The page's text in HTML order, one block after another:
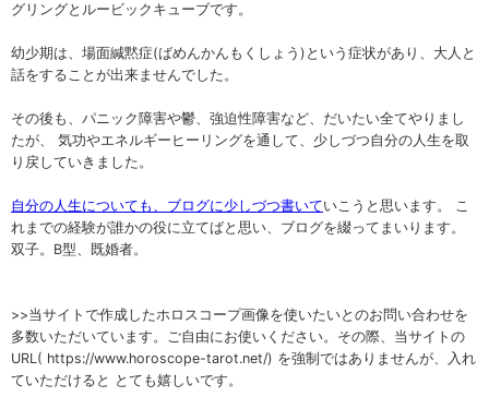
グリングとルービックキューブです。
幼少期は、場面緘黙症(ばめんかんもくしょう)という症状があり、大人と
話をすることが出来ませんでした。
その後も、パニック障害や鬱、強迫性障害など、だいたい全てやりまし
たが、 気功やエネルギーヒーリングを通して、少しづつ自分の人生を取
り戻していきました。
自分の人生についても、ブログに少しづつ書いていこうと思います。 こ
れまでの経験が誰かの役に立てばと思い、ブログを綴ってまいります。
双子。B型、既婚者。
>>当サイトで作成したホロスコープ画像を使いたいとのお問い合わせを
多数いただいています。ご自由にお使いください。その際、当サイトの
URL( https://www.horoscope-tarot.net/) を強制ではありませんが、入れ
ていただけると とても嬉しいです。